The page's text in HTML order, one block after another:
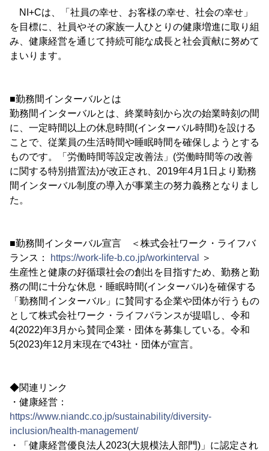
NI+Cは、「社員の幸せ、お客様の幸せ、社会の幸せ」
を目標に、社員やその家族一人ひとりの健康増進に取り組
み、健康経営を通じて持続可能な成長と社会貢献に努めて
まいります。
■勤務間インターバルとは
勤務間インターバルとは、終業時刻から次の始業時刻の間
に、一定時間以上の休息時間(インターバル時間)を設ける
ことで、従業員の生活時間や睡眠時間を確保しようとする
ものです。「労働時間等設定改善法」(労働時間等の改善
に関する特別措置法)が改正され、2019年4月1日より勤務
間インターバル制度の導入が事業主の努力義務となりまし
た。
■勤務間インターバル宣言 ＜株式会社ワーク・ライフバ
ランス：
https://work-life-b.co.jp/workinterval
＞
生産性と健康の好循環社会の創出を目指すため、勤務と勤
務の間に十分な休息・睡眠時間(インターバル)を確保する
「勤務間インターバル」に賛同する企業や団体が行うもの
として株式会社ワーク・ライフバランスが提唱し、令和
4(2022)年3月から賛同企業・団体を募集している。令和
5(2023)年12月末現在で43社・団体が宣言。
◆関連リンク
・健康経営：
https://www.niandc.co.jp/sustainability/diversity-
inclusion/health-management/
・「健康経営優良法人2023(大規模法人部門)」に認定され